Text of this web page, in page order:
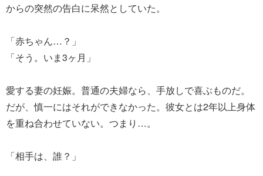
からの突然の告白に呆然としていた。
「赤ちゃん…？」
「そう。いま3ヶ月」
愛する妻の妊娠。普通の夫婦なら、手放しで喜ぶものだ。
だが、慎一にはそれができなかった。彼女とは2年以上身体
を重ね合わせていない。つまり…。
「相手は、誰？」